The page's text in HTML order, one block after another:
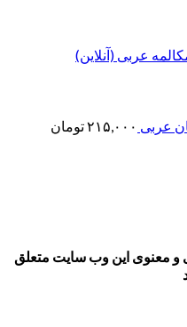
عربی (آنلاین)
۲۱۵,۰۰۰تومان
و معنوی این وب سایت متعلق